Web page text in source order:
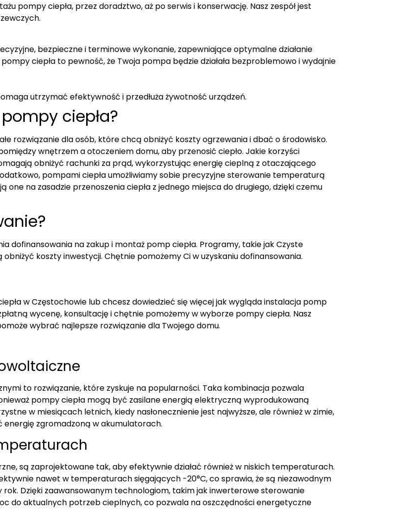
pompy ciepła, przez doradztwo, aż po serwis i konserwację. Nasz zespół jest
bezpieczne i terminowe wykonanie, zapewniające optymalne działanie
ciepła to pewność, że Twoja pompa będzie działała bezproblemowo i wydajnie
utrzymać efektywność i przedłuża żywotność urządzeń.
ciepła?
rozwiązanie dla osób, które chcą obniżyć koszty ogrzewania i dbać o środowisko.
wnętrzem a otoczeniem domu, aby przenosić ciepło. Jakie korzyści
obniżyć rachunki za prąd, wykorzystując energię cieplną z otaczającego
pompami ciepła umożliwiamy sobie precyzyjne sterowanie temperaturą
one na zasadzie przenoszenia ciepła z jednego miejsca do drugiego, dzięki czemu
dofinansowania na zakup i montaż pomp ciepła. Programy, takie jak Czyste
koszty inwestycji. Chętnie pomożemy Ci w uzyskaniu dofinansowania.
w Częstochowie lub chcesz dowiedzieć się więcej jak wygląda instalacja pomp
wycenę, konsultację i chętnie pomożemy w wyborze pompy ciepła. Nasz
wybrać najlepsze rozwiązanie dla Twojego domu.
to rozwiązanie, które zyskuje na popularności. Taka kombinacja pozwala
pompy ciepła mogą być zasilane energią elektryczną wyprodukowaną
w miesiącach letnich, kiedy nasłonecznienie jest najwyższe, ale również w zimie,
zgromadzoną w akumulatorach.
są zaprojektowane tak, aby efektywnie działać również w niskich temperaturach.
nawet w temperaturach sięgających -20°C, co sprawia, że są niezawodnym
rok. Dzięki zaawansowanym technologiom, takim jak inwerterowe sterowanie
do aktualnych potrzeb cieplnych, co pozwala na oszczędności energetyczne